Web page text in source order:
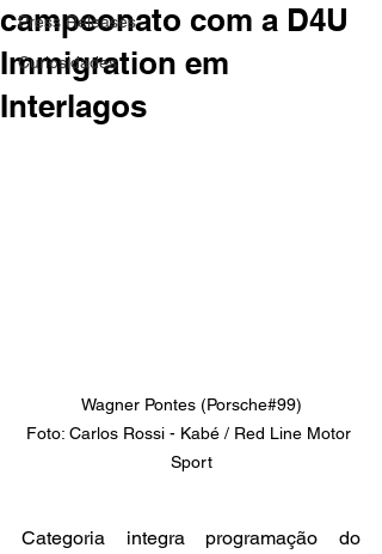
Press Releases
Curiosidades
campeonato com a D4U
Immigration em
Interlagos
Wagner Pontes (Porsche#99)
Foto: Carlos Rossi - Kabé / Red Line Motor
Sport
Categoria integra programação do